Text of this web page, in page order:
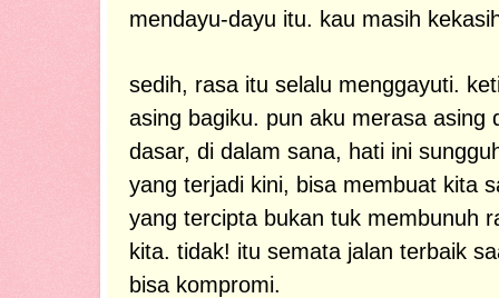
mendayu-dayu itu. kau masih
sedih, rasa itu selalu menggayuti.
asing bagiku. pun aku merasa asing
dasar, di dalam sana, hati ini
yang terjadi kini, bisa membuat kita
yang tercipta bukan tuk membunuh
kita. tidak! itu semata jalan terbaik
bisa kompromi.